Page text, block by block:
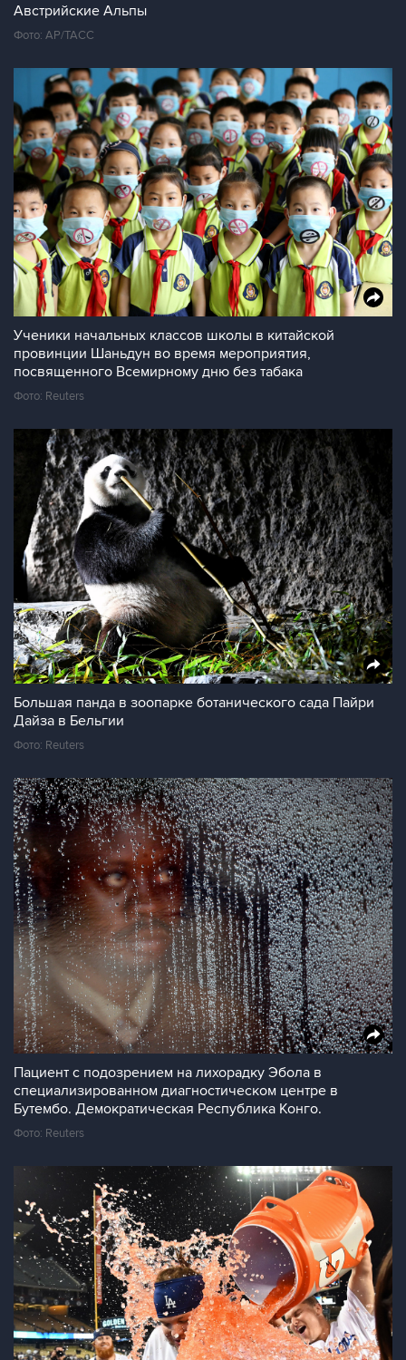
Австрийские Альпы
Фото: AP/ТАСС
Ученики начальных классов школы в китайской
провинции Шаньдун во время мероприятия,
посвященного Всемирному дню без табака
Фото: Reuters
Большая панда в зоопарке ботанического сада Пайри
Дайза в Бельгии
Фото: Reuters
Пациент с подозрением на лихорадку Эбола в
специализированном диагностическом центре в
Бутембо. Демократическая Республика Конго.
Фото: Reuters